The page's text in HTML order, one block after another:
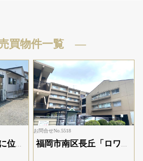
物件一覧 ―
熊本県東区下南部に位置する売事務所。価格4,285万円のオーナーチェンジ物件です。利回り4.2％で安定した家賃収入が期待でき、長期保有にも適した投資案件。駐車場3台分を確保しており、テナントの利便性も良好です。周辺環境も落ち着いており、事務所需要のあるエリアで将来性も見込めます。不動産投資をお考えの方におすすめの収益物件です。
お問合せNo.5518
福岡市南区長丘「ロワールマンション長丘」3LDKタイプ。利回り6.24％の安定収益を見込める物件です。住環境は落ち着いた住宅地で、スーパーや学校も徒歩圏内と生活利便性も良好。ファミリー層に人気のエリアのため、長期入居が期待できます。資産形成や安定運用をお考えの方におすすめのマンション投資物件です。